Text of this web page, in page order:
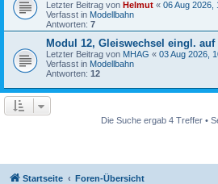
Letzter Beitrag von Helmut « 06 Aug 2026,
Verfasst in Modellbahn
Antworten: 7
Modul 12, Gleiswechsel eingl.
Letzter Beitrag von MHAG « 03 Aug 2026,
Verfasst in Modellbahn
Antworten: 12
Die Suche ergab 4 Treffer •
Startseite Foren-Übersicht